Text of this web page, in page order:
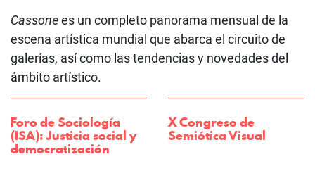
Cassonees un completo panorama mensual de la
escena artística mundial que abarca el circuito de
galerías, así como las tendencias y novedades del
ámbito artístico.
Foro de Sociología
(ISA): Justicia social y
democratización
X Congreso de
Semiótica Visual